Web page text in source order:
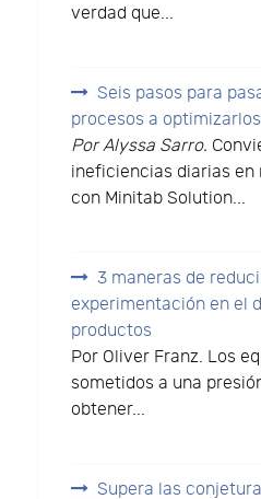
verdad que...
Seis pasos para
procesos a
Por Alyssa Sarro.
ineficiencias diarias en
con Minitab Solution...
3 maneras de
experimentación en el
productos
Por Oliver Franz. Los
sometidos a una
obtener...
Supera las